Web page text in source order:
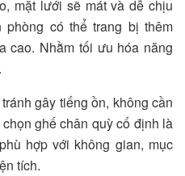
mặt lưới sẽ mát và dễ chịu
có thể trang bị thêm
cao. Nhằm tối ưu hóa năng
gây tiếng ồn, không cần
ghế chân quỳ cố định là
hợp với không gian, mục
tích.